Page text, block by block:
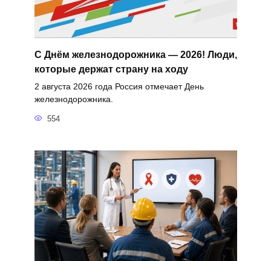
С Днём железнодорожника — 2026! Люди,
которые держат страну на ходу
2 августа 2026 года Россия отмечает День
железнодорожника.
554